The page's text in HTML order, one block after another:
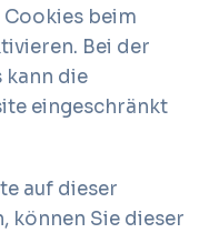
beim
Bei der
kann die
eingeschränkt
auf dieser
können Sie dieser